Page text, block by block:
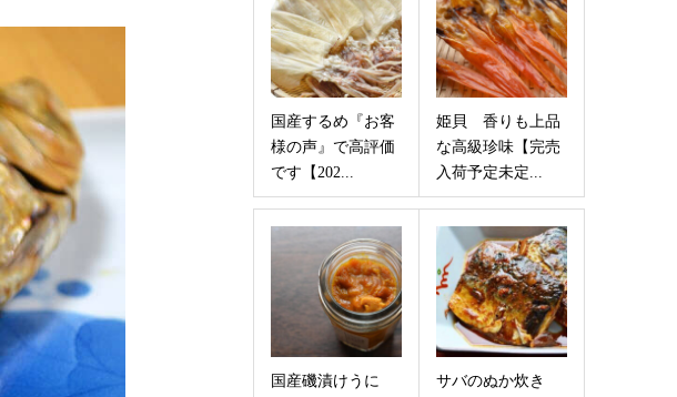
国産するめ『お客
様の声』で高評価
です【202...
姫貝 香りも上品
な高級珍味【完売
入荷予定未定...
国産磯漬けうに
サバのぬか炊き